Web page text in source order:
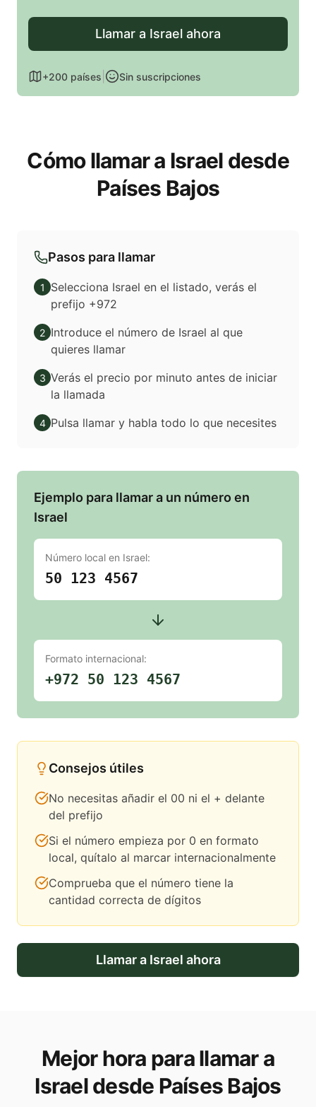
Llamar a Israel ahora
+200 países Sin suscripciones
Cómo llamar a Israel desde
Países Bajos
Pasos para llamar
1
Selecciona Israel en el listado, verás el
prefijo +972
2 Introduce el número de Israel al que
quieres llamar
3 Verás el precio por minuto antes de iniciar
la llamada
4 Pulsa llamar y habla todo lo que necesites
Ejemplo para llamar a un número en
Israel
Número local en Israel:
50 123 4567
Formato internacional:
+972 50 123 4567
Consejos útiles
No necesitas añadir el 00 ni el + delante
del prefijo
Si el número empieza por 0 en formato
local, quítalo al marcar internacionalmente
Comprueba que el número tiene la
cantidad correcta de dígitos
Llamar a Israel ahora
Mejor hora para llamar a
Israel desde Países Bajos